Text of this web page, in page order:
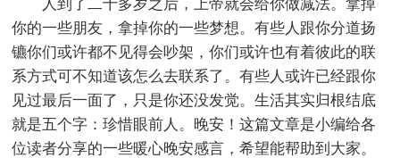
人到了二十多岁之后，上帝就会给你做减法。拿掉
你的一些朋友，拿掉你的一些梦想。有些人跟你分道扬
镳你们或许都不见得会吵架，你们或许也有着彼此的联
系方式可不知道该怎么去联系了。有些人或许已经跟你
见过最后一面了，只是你还没发觉。生活其实归根结底
就是五个字：珍惜眼前人。晚安！这篇文章是小编给各
位读者分享的一些暖心晚安感言，希望能帮助到大家。